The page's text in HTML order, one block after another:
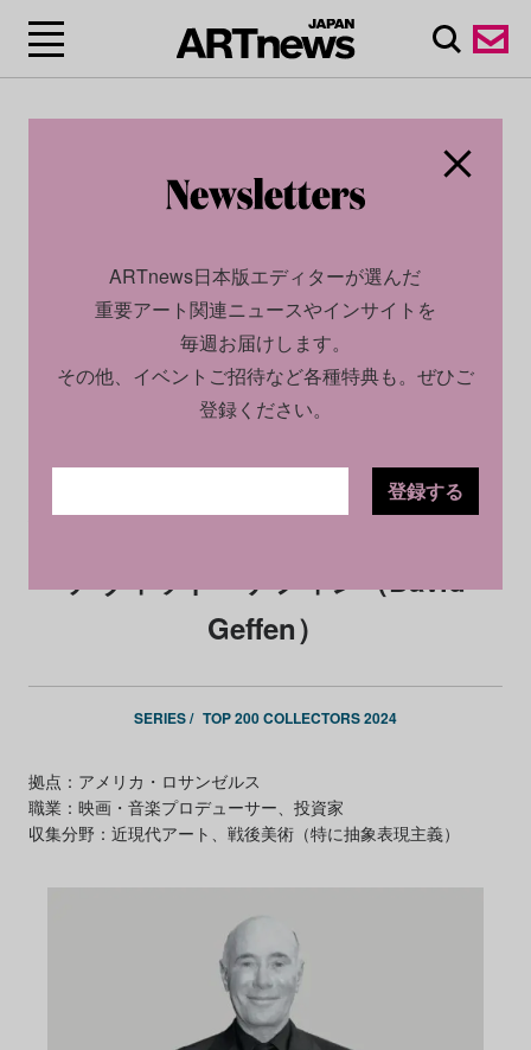
2024.12.16
デヴィッド・ゲフィン（David
Geffen）
SERIES / TOP 200 COLLECTORS 2024
拠点：アメリカ・ロサンゼルス
職業：映画・音楽プロデューサー、投資家
収集分野：近現代アート、戦後美術（特に抽象表現主義）
ARTnews日本版エディターが選んだ
重要アート関連ニュースやインサイトを
毎週お届けします。
その他、イベントご招待など各種特典も。ぜひご
登録ください。
登録する